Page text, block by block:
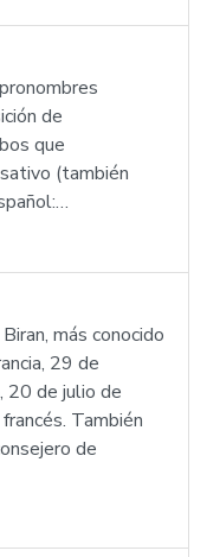
de
que
(también
más conocido
29 de
20 de julio de
También
de